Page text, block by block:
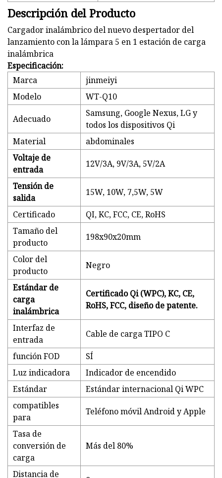
Descripción del Producto
Cargador inalámbrico del nuevo despertador del
lanzamiento con la lámpara 5 en 1 estación de carga
inalámbrica
Especificación:
Marca
jinmeiyi
Modelo
WT-Q10
Adecuado
Samsung, Google Nexus, LG y
todos los dispositivos Qi
Material
abdominales
Voltaje de
entrada
12V/3A, 9V/3A, 5V/2A
Tensión de
salida
15W, 10W, 7,5W, 5W
Certificado
QI, KC, FCC, CE, RoHS
Tamaño del
producto
198x90x20mm
Color del
producto
Negro
Estándar de
carga
inalámbrica
Certificado Qi (WPC), KC, CE,
RoHS, FCC, diseño de patente.
Interfaz de
entrada
Cable de carga TIPO C
función FOD
SÍ
Luz indicadora
Indicador de encendido
Estándar
Estándar internacional Qi WPC
compatibles
para
Teléfono móvil Android y Apple
Tasa de
conversión de
carga
Más del 80%
Distancia de